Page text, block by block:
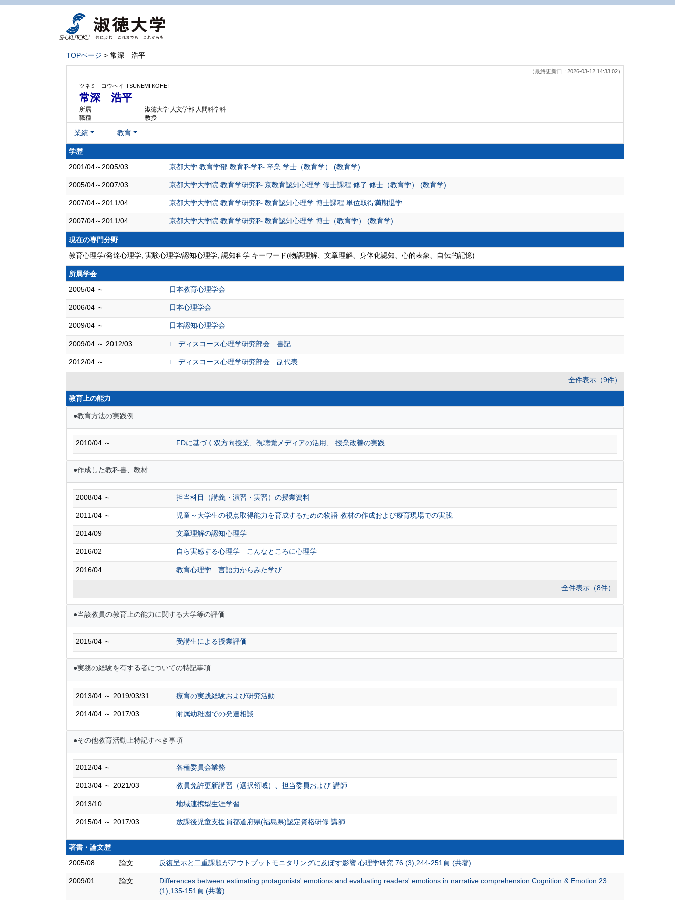
TOPページ > 常深 浩平
（最終更新日 : 2026-03-12 14:33:02）
ツネミ コウヘイ TSUNEMI KOHEI
常深 浩平
所属
淑徳大学 人文学部 人間科学科
職種
教授
業績 教育
学歴
2001/04～2005/03
京都大学 教育学部 教育科学科 卒業 学士（教育学） (教育学)
2005/04～2007/03 京都大学大学院 教育学研究科 京教育認知心理学 修士課程 修了 修士（教育学） (教育学)
2007/04～2011/04 京都大学大学院 教育学研究科 教育認知心理学 博士課程 単位取得満期退学
2007/04～2011/04 京都大学大学院 教育学研究科 教育認知心理学 博士（教育学） (教育学)
現在の専門分野
教育心理学/発達心理学, 実験心理学/認知心理学, 認知科学 キーワード(物語理解、文章理解、身体化認知、心的表象、自伝的記憶)
所属学会
2005/04 ～
日本教育心理学会
2006/04 ～ 日本心理学会
2009/04 ～ 日本認知心理学会
2009/04 ～ 2012/03 ∟ ディスコース心理学研究部会 書記
2012/04 ～ ∟ ディスコース心理学研究部会 副代表
全件表示（9件）
教育上の能力
●教育方法の実践例
2010/04 ～ FDに基づく双方向授業、視聴覚メディアの活用、 授業改善の実践
●作成した教科書、教材
2008/04 ～ 担当科目（講義・演習・実習）の授業資料
2011/04 ～ 児童～大学生の視点取得能力を育成するための物語 教材の作成および療育現場での実践
2014/09 文章理解の認知心理学
2016/02 自ら実感する心理学―こんなところに心理学―
2016/04 教育心理学 言語力からみた学び
全件表示（8件）
●当該教員の教育上の能力に関する大学等の評価
2015/04 ～ 受講生による授業評価
●実務の経験を有する者についての特記事項
2013/04 ～ 2019/03/31 療育の実践経験および研究活動
2014/04 ～ 2017/03 附属幼稚園での発達相談
●その他教育活動上特記すべき事項
2012/04 ～ 各種委員会業務
2013/04 ～ 2021/03 教員免許更新講習（選択領域）、担当委員および 講師
2013/10 地域連携型生涯学習
2015/04 ～ 2017/03 放課後児童支援員都道府県(福島県)認定資格研修 講師
著書・論文歴
2005/08
論文 反復呈示と二重課題がアウトプットモニタリングに及ぼす影響 心理学研究 76 (3),244-251頁 (共著)
2009/01 論文
Differences between estimating protagonists' emotions and evaluating readers' emotions in narrative comprehension Cognition & Emotion 23
(1),135-151頁 (共著)